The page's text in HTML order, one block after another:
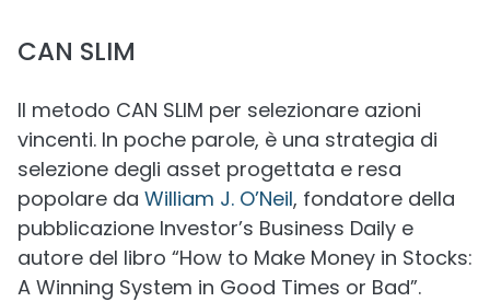
CAN SLIM
Il metodo CAN SLIM per selezionare azioni
vincenti. In poche parole, è una strategia di
selezione degli asset progettata e resa
popolare da William J. O’Neil, fondatore della
pubblicazione Investor’s Business Daily e
autore del libro “How to Make Money in Stocks:
A Winning System in Good Times or Bad”.